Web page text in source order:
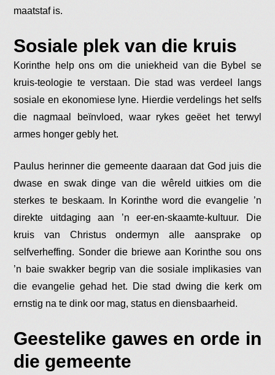
maatstaf is.
Sosiale plek van die kruis
Korinthe help ons om die uniekheid van die Bybel se
kruis-teologie te verstaan. Die stad was verdeel langs
sosiale en ekonomiese lyne. Hierdie verdelings het selfs
die nagmaal beïnvloed, waar rykes geëet het terwyl
armes honger gebly het.
Paulus herinner die gemeente daaraan dat God juis die
dwase en swak dinge van die wêreld uitkies om die
sterkes te beskaam. In Korinthe word die evangelie ’n
direkte uitdaging aan ’n eer-en-skaamte-kultuur. Die
kruis van Christus ondermyn alle aansprake op
selfverheffing. Sonder die briewe aan Korinthe sou ons
’n baie swakker begrip van die sosiale implikasies van
die evangelie gehad het. Die stad dwing die kerk om
ernstig na te dink oor mag, status en diensbaarheid.
Geestelike gawes en orde in
die gemeente